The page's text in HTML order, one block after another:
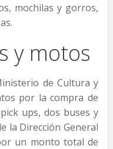
mochilas y gorros,
y motos
de Cultura y
por la compra de
ups, dos buses y
la Dirección General
un monto total de